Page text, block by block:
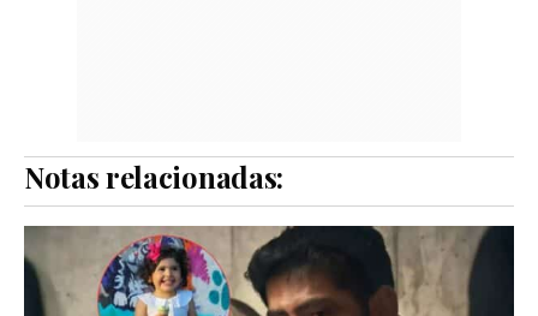
Notas relacionadas: